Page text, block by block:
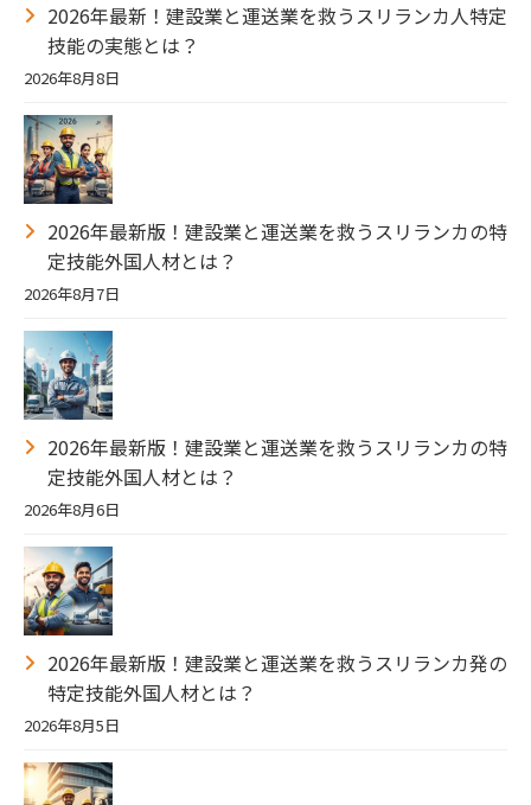
2026年最新！建設業と運送業を救うスリランカ人特定
技能の実態とは？
2026年8月8日
2026年最新版！建設業と運送業を救うスリランカの特
定技能外国人材とは？
2026年8月7日
2026年最新版！建設業と運送業を救うスリランカの特
定技能外国人材とは？
2026年8月6日
2026年最新版！建設業と運送業を救うスリランカ発の
特定技能外国人材とは？
2026年8月5日